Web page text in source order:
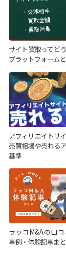
サイト買取ってど
プラットフォーム
アフィリエイトサ
売買相場や売れる
基準
ラッコM&Aの口
事例・体験記事ま